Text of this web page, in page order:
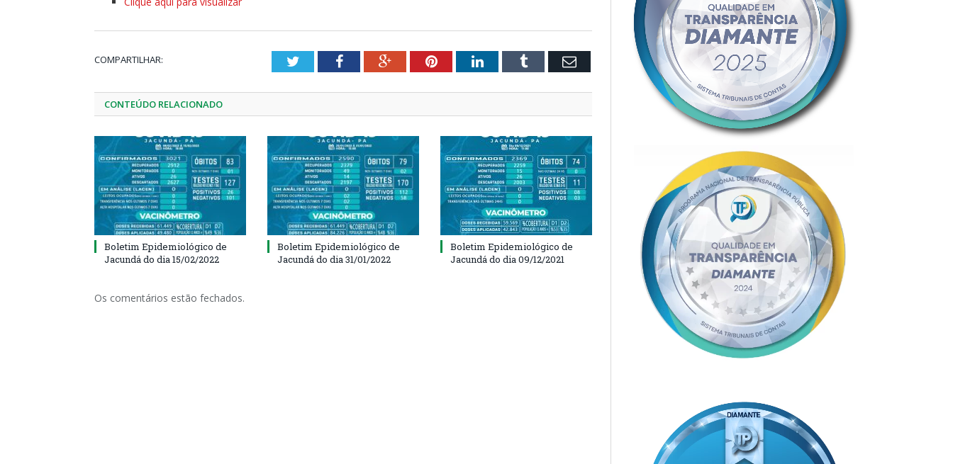
COMPARTILHAR: TwitterFacebookGoogle+PinterestLinkedInTumblr Email
CONTEÚDO RELACIONADO
Boletim Epidemiológico de
Jacundá do dia 15/02/2022
Boletim Epidemiológico de
Jacundá do dia 31/01/2022
Boletim Epidemiológico de
Jacundá do dia 09/12/2021
Os comentários estão fechados.